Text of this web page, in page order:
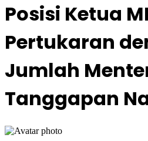
Posisi Ketua
Pertukaran
Jumlah
Tanggapan